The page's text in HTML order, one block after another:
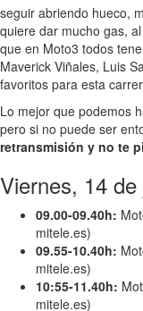
seguir abriendo hueco,
quiere dar mucho gas,
que en Moto3 todos
Maverick Viñales, Luis
favoritos para esta
Lo mejor que podemos
pero si no puede ser
retransmisión y no te
Viernes, 14
09.00-09.40h:
mitele.es)
09.55-10.40h:
mitele.es)
10:55-11.40h:
mitele.es)